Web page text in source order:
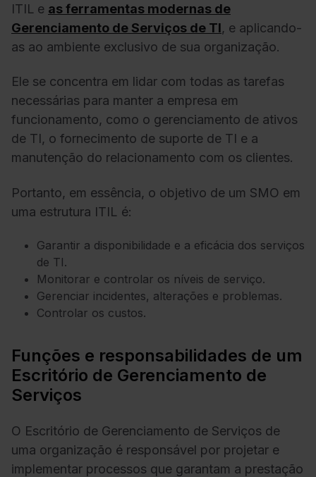
ITIL e as ferramentas modernas de
Gerenciamento de Serviços de TI, e aplicando-
as ao ambiente exclusivo de sua organização.
Ele se concentra em lidar com todas as tarefas
necessárias para manter a empresa em
funcionamento, como o gerenciamento de ativos
de TI, o fornecimento de suporte de TI e a
manutenção do relacionamento com os clientes.
Portanto, em essência, o objetivo de um SMO em
uma estrutura ITIL é:
Garantir a disponibilidade e a eficácia dos serviços
de TI.
Monitorar e controlar os níveis de serviço.
Gerenciar incidentes, alterações e problemas.
Controlar os custos.
Funções e responsabilidades de um
Escritório de Gerenciamento de
Serviços
O Escritório de Gerenciamento de Serviços de
uma organização é responsável por projetar e
implementar processos que garantam a prestação